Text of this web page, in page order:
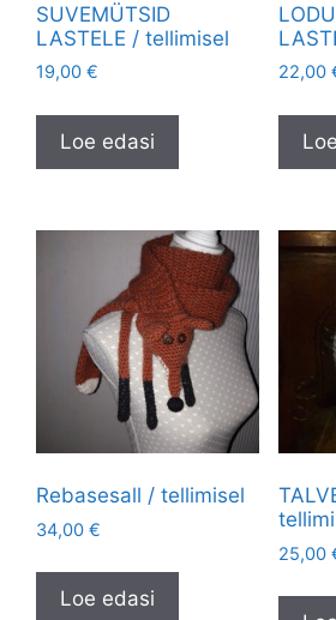
SUVEMÜTSID
LASTELE / tellimisel
19,00 €
Loe edasi
22,00
Rebasesall / tellimisel
34,00 €
Loe edasi
25,00